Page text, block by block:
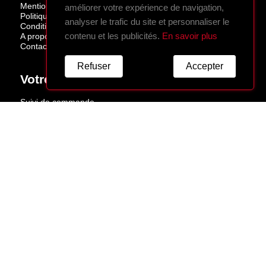
Mentions légales
Politique de confidentialité
Conditions de vente
A propos
Contactez-nous
Votre Compte
Suivi de commande
améliorer votre expérience de navigation,
analyser le trafic du site et personnaliser le
contenu et les publicités. En savoir plus
Accepter
Refuser